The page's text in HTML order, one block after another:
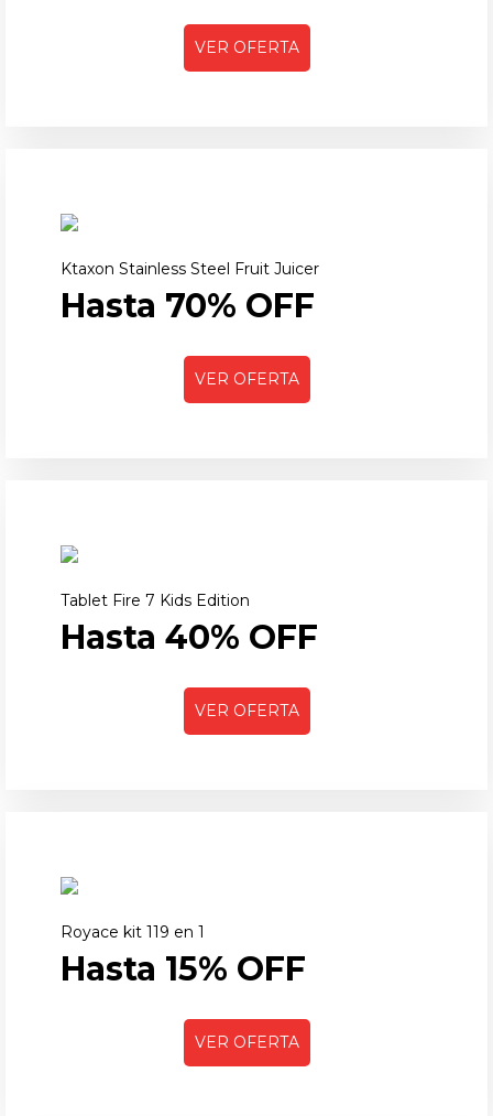
VER OFERTA
Ktaxon Stainless Steel Fruit Juicer
Hasta 70% OFF
VER OFERTA
Tablet Fire 7 Kids Edition
Hasta 40% OFF
VER OFERTA
Royace kit 119 en 1
Hasta 15% OFF
VER OFERTA